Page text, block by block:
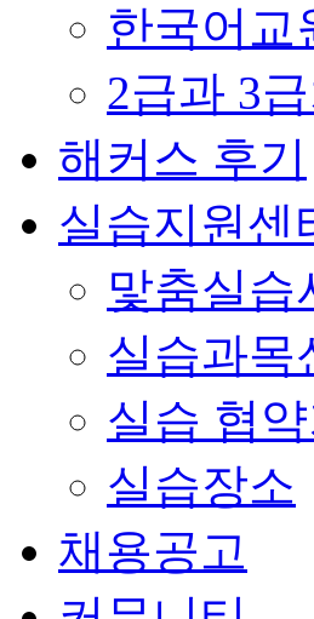
한국어교
2급과 3
해커스 후기
실습지원센
맟춤실습
실습과목
실습 협
실습장소
채용공고